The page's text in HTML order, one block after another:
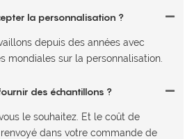
la personnalisation ?
depuis des années avec
mondiales sur la personnalisation.
des échantillons ?
le souhaitez. Et le coût de
dans votre commande de